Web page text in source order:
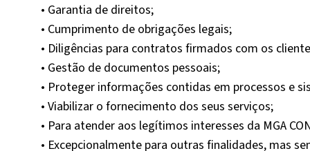
• Garantia de direitos;
• Cumprimento de obrigações legais;
• Diligências para contratos firmados com os
• Gestão de documentos pessoais;
• Proteger informações contidas em processos e
• Viabilizar o fornecimento dos seus serviços;
• Para atender aos legítimos interesses da MGA
• Excepcionalmente para outras finalidades, mas